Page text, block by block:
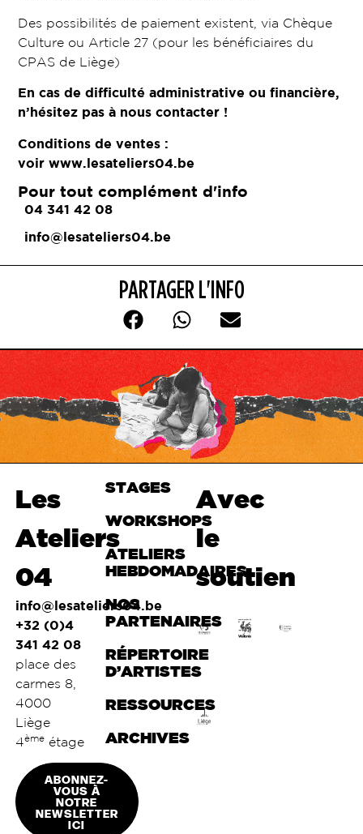
Des possibilités de paiement existent, via Chèque
Culture ou Article 27 (pour les bénéficiaires du
CPAS de Liège)
En cas de difficulté administrative ou financière,
n’hésitez pas à nous contacter !
Conditions de ventes :
voirwww.lesateliers04.be
Pour tout complément d'info
04 341 42 08
info@lesateliers04.be
PARTAGER L'INFO
Les
Ateliers
04
info@lesateliers04.be
+32 (0)4
341 42 08
place des
carmes 8,
4000
Liège
4èmeétage
ABONNEZ-
VOUS À
NOTRE
NEWSLETTER
ICI
STAGES
WORKSHOPS
ATELIERS
HEBDOMADAIRES
NOS
PARTENAIRES
RÉPERTOIRE
D’ARTISTES
RESSOURCES
ARCHIVES
Avec
le
soutien